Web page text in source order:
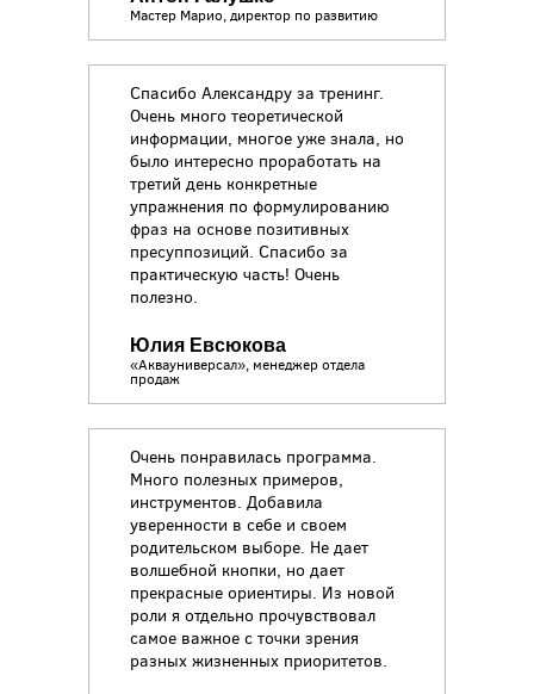
Мастер Марио, директор по развитию
Спасибо Александру за тренинг.
Очень много теоретической
информации, многое уже знала, но
было интересно проработать на
третий день конкретные
упражнения по формулированию
фраз на основе позитивных
пресуппозиций. Спасибо за
практическую часть! Очень
полезно.
Юлия Евсюкова
«Аквауниверсал», менеджер отдела
продаж
Очень понравилась программа.
Много полезных примеров,
инструментов. Добавила
уверенности в себе и своем
родительском выборе. Не дает
волшебной кнопки, но дает
прекрасные ориентиры. Из новой
роли я отдельно прочувствовал
самое важное с точки зрения
разных жизненных приоритетов.